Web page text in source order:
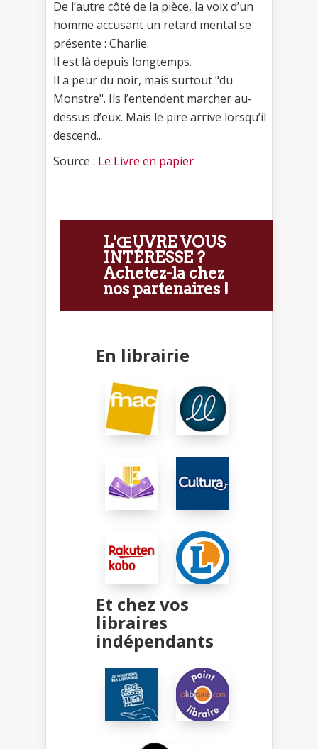
De l’autre côté de la pièce, la voix d’un
homme accusant un retard mental se
présente : Charlie.
Il est là depuis longtemps.
Il a peur du noir, mais surtout "du
Monstre". Ils l’entendent marcher au-
dessus d’eux. Mais le pire arrive lorsqu’il
descend...
Source : Le Livre en papier
L'ŒUVRE VOUS
INTÉRESSE ?
Achetez-la chez
nos partenaires !
En librairie
Et chez vos
libraires
indépendants